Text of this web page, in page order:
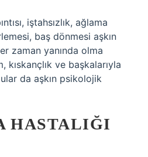
iştahsızlık, ağlama
baş dönmesi aşkın
zaman yanında olma
ve başkalarıyla
da aşkın psikolojik
HASTALIĞI